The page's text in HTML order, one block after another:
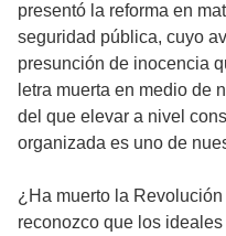
presentó la reforma en
seguridad pública, cuyo
presunción de inocencia
letra muerta en medio de
del que elevar a nivel
organizada es uno de
¿Ha muerto la
reconozco que los